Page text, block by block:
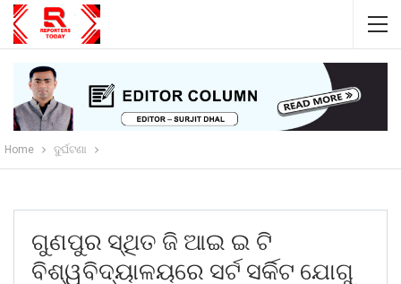
Home ଦୁର୍ଘଟଣା
ଗୁଣପୁର ସ୍ଥିତ ଜି ଆଇ ଇ ଟି
ବିଶ୍ୱବିଦ୍ୟାଳୟରେ ସର୍ଟ ସର୍କିଟ ଯୋଗୁ